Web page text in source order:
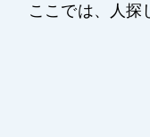
ここでは、人探